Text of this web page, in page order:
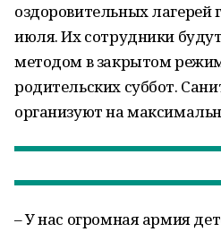
оздоровительных лагерей
июля. Их сотрудники
методом в закрытом
родительских суббот.
организуют на
– У нас огромная армия